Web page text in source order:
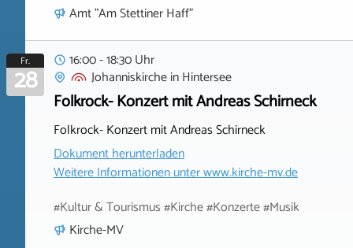
Amt "Am Stettiner Haff"
Fr.
28
16:00 - 18:30 Uhr
JohanniskircheinHintersee
Folkrock- Konzert mit Andreas Schirneck
Folkrock- Konzert mit Andreas Schirneck
Dokument herunterladen
Weitere Informationen unterwww.kirche-mv.de
#Kultur & Tourismus #Kirche #Konzerte #Musik
Kirche-MV